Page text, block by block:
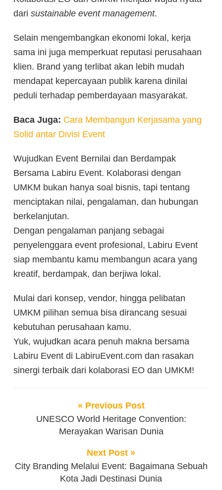
dari sustainable event management.
Selain mengembangkan ekonomi lokal, kerja
sama ini juga memperkuat reputasi perusahaan
klien. Brand yang terlibat akan lebih mudah
mendapat kepercayaan publik karena dinilai
peduli terhadap pemberdayaan masyarakat.
Baca Juga: Cara Membangun Kerjasama yang
Solid antar Divisi Event
Wujudkan Event Bernilai dan Berdampak
Bersama Labiru Event. Kolaborasi dengan
UMKM bukan hanya soal bisnis, tapi tentang
menciptakan nilai, pengalaman, dan hubungan
berkelanjutan.
Dengan pengalaman panjang sebagai
penyelenggara event profesional, Labiru Event
siap membantu kamu membangun acara yang
kreatif, berdampak, dan berjiwa lokal.
Mulai dari konsep, vendor, hingga pelibatan
UMKM pilihan semua bisa dirancang sesuai
kebutuhan perusahaan kamu.
Yuk, wujudkan acara penuh makna bersama
Labiru Event di LabiruEvent.com dan rasakan
sinergi terbaik dari kolaborasi EO dan UMKM!
« Previous Post
UNESCO World Heritage Convention:
Merayakan Warisan Dunia
Next Post »
City Branding Melalui Event: Bagaimana Sebuah
Kota Jadi Destinasi Dunia